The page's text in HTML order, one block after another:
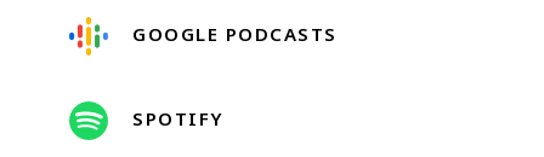
GOOGLE PODCASTS
SPOTIFY